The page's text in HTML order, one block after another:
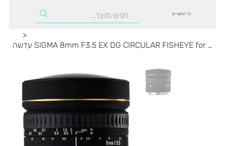
כל המוצרים
>
עדשה SIGMA 8mm F3.5 EX DG CIRCULAR FISHEYE for NIKON F